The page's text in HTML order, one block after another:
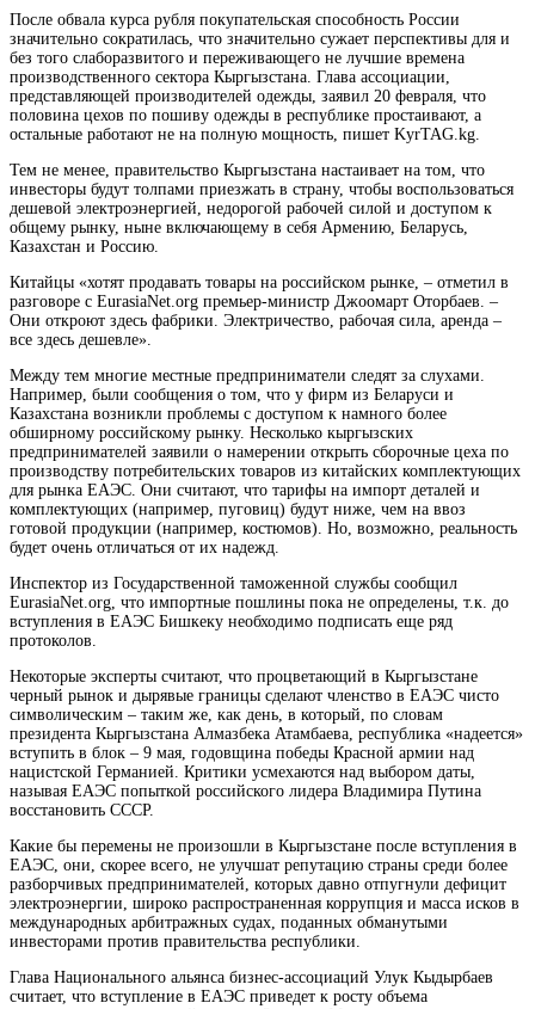
После обвала курса рубля покупательская способность России
значительно сократилась, что значительно сужает перспективы для и
без того слаборазвитого и переживающего не лучшие времена
производственного сектора Кыргызстана. Глава ассоциации,
представляющей производителей одежды, заявил 20 февраля, что
половина цехов по пошиву одежды в республике простаивают, а
остальные работают не на полную мощность, пишет KyrTAG.kg.
Тем не менее, правительство Кыргызстана настаивает на том, что
инвесторы будут толпами приезжать в страну, чтобы воспользоваться
дешевой электроэнергией, недорогой рабочей силой и доступом к
общему рынку, ныне включающему в себя Армению, Беларусь,
Казахстан и Россию.
Китайцы «хотят продавать товары на российском рынке, – отметил в
разговоре с EurasiaNet.org премьер-министр Джоомарт Оторбаев. –
Они откроют здесь фабрики. Электричество, рабочая сила, аренда –
все здесь дешевле».
Между тем многие местные предприниматели следят за слухами.
Например, были сообщения о том, что у фирм из Беларуси и
Казахстана возникли проблемы с доступом к намного более
обширному российскому рынку. Несколько кыргызских
предпринимателей заявили о намерении открыть сборочные цеха по
производству потребительских товаров из китайских комплектующих
для рынка ЕАЭС. Они считают, что тарифы на импорт деталей и
комплектующих (например, пуговиц) будут ниже, чем на ввоз
готовой продукции (например, костюмов). Но, возможно, реальность
будет очень отличаться от их надежд.
Инспектор из Государственной таможенной службы сообщил
EurasiaNet.org, что импортные пошлины пока не определены, т.к. до
вступления в ЕАЭС Бишкеку необходимо подписать еще ряд
протоколов.
Некоторые эксперты считают, что процветающий в Кыргызстане
черный рынок и дырявые границы сделают членство в ЕАЭС чисто
символическим – таким же, как день, в который, по словам
президента Кыргызстана Алмазбека Атамбаева, республика «надеется»
вступить в блок – 9 мая, годовщина победы Красной армии над
нацистской Германией. Критики усмехаются над выбором даты,
называя ЕАЭС попыткой российского лидера Владимира Путина
восстановить СССР.
Какие бы перемены не произошли в Кыргызстане после вступления в
ЕАЭС, они, скорее всего, не улучшат репутацию страны среди более
разборчивых предпринимателей, которых давно отпугнули дефицит
электроэнергии, широко распространенная коррупция и масса исков в
международных арбитражных судах, поданных обманутыми
инвесторами против правительства республики.
Глава Национального альянса бизнес-ассоциаций Улук Кыдырбаев
считает, что вступление в ЕАЭС приведет к росту объема